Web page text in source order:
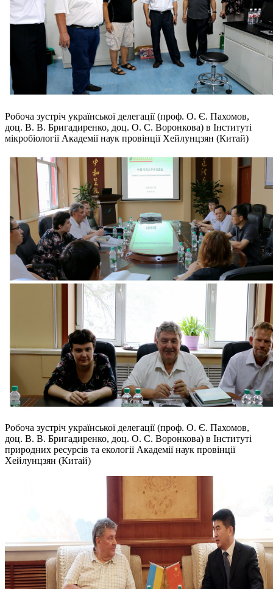
Робоча зустріч української делегації (проф. О. Є. Пахомов,
доц. В. В. Бригадиренко, доц. О. С. Воронкова) в Інституті
мікробіології Академії наук провінції Хейлунцзян (Китай)
Робоча зустріч української делегації (проф. О. Є. Пахомов,
доц. В. В. Бригадиренко, доц. О. С. Воронкова) в Інституті
природних ресурсів та екології Академії наук провінції
Хейлунцзян (Китай)